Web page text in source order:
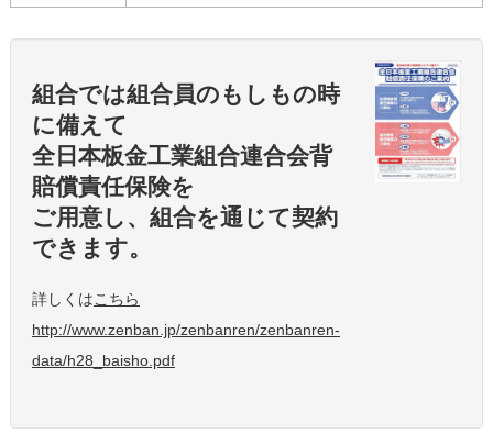
組合では組合員のもしもの時
に備えて
全日本板金工業組合連合会背
賠償責任保険を
ご用意し、組合を通じて契約
できます。
詳しくはこちら
http://www.zenban.jp/zenbanren/zenbanren-
data/h28_baisho.pdf